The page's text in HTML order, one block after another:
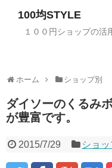
100均STYLE
１００円ショップの活
ホーム ショップ別
ダイソーのくるみ
が豊富です。
2015/7/29 ショッ